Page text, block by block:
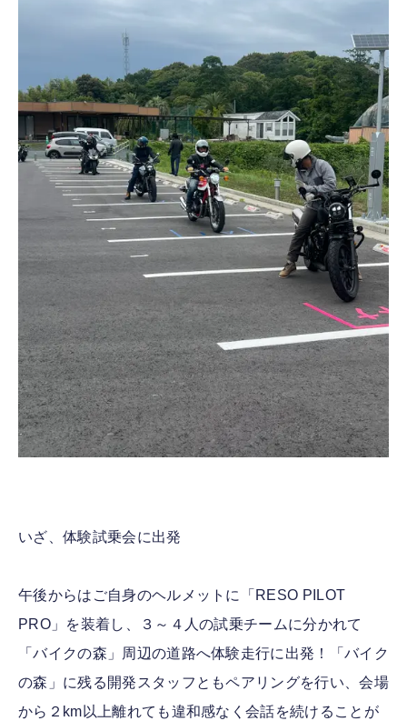
いざ、体験試乗会に出発
午後からはご自身のヘルメットに「RESO PILOT
PRO」を装着し、３～４人の試乗チームに分かれて
「バイクの森」周辺の道路へ体験走行に出発！「バイク
の森」に残る開発スタッフともペアリングを行い、会場
から２km以上離れても違和感なく会話を続けることが